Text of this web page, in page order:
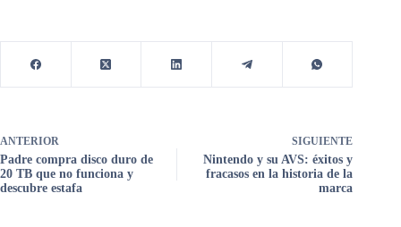
ANTERIOR
Padre compra disco duro de
20 TB que no funciona y
descubre estafa
SIGUIENTE
Nintendo y su AVS: éxitos y
fracasos en la historia de la
marca